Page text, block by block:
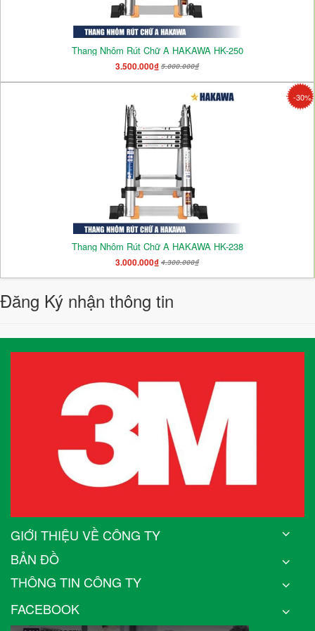
Thang Nhôm Rút Chữ A HAKAWA HK-250
3.500.000₫ 5.000.000₫
-30%
Thang Nhôm Rút Chữ A HAKAWA HK-238
3.000.000₫ 4.300.000₫
Đăng Ký nhận thông tin
GIỚI THIỆU VỀ CÔNG TY
BẢN ĐỒ
THÔNG TIN CÔNG TY
FACEBOOK